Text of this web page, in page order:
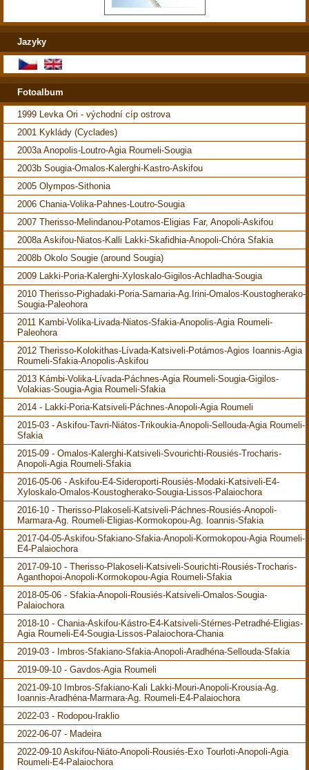
Jazyky
Fotoalbum
1999 Levka Ori - východní cíp ostrova
2001 Kyklády (Cyclades)
2003a Anopolis-Loutro-Agia Roumeli-Sougia
2003b Sougia-Omalos-Kalerghi-Kastro-Askifou
2005 Olympos-Sithonia
2006 Chania-Volika-Pahnes-Loutro-Sougia
2007 Therisso-Melindanou-Potamos-Eligias Far, Anopoli-Askifou
2008a Askifou-Niatos-Kalli Lakki-Skafidhia-Anopoli-Chóra Sfakia
2008b Okolo Sougie (around Sougia)
2009 Lakki-Poria-Kalerghi-Xyloskalo-Gigilos-Achladha-Sougia
2010 Therisso-Pighadaki-Poria-Samaria-Ag.Irini-Omalos-Koustogherako-
Sougia-Paleohora
2011 Kambi-Volika-Livada-Niatos-Sfakia-Anopolis-Agia Roumeli-
Paleohora
2012 Therisso-Kolokithas-Lívada-Katsiveli-Potámos-Agios Ioannis-Agia
Roumeli-Sfakia-Anopolis-Askifou
2013 Kámbi-Volika-Lívada-Páchnes-Agia Roumeli-Sougia-Gigilos-
Volakias-Sougia-Agia Roumeli-Sfakia
2014 - Lakki-Poria-Katsiveli-Páchnes-Anopoli-Agia Roumeli
2015-03 - Askifou-Tavri-Niátos-Trikoukia-Anopoli-Sellouda-Agia Roumeli-
Sfakia
2015-09 - Omalos-Kalerghi-Katsiveli-Svourichti-Rousiés-Trocharis-
Anopoli-Agia Roumeli-Sfakia
2016-05-06 - Askifou-E4-Sideroporti-Rousiés-Modaki-Katsiveli-E4-
Xyloskalo-Omalos-Koustogherako-Sougia-Lissos-Palaiochora
2016-10 - Therisso-Plakoseli-Katsiveli-Páchnes-Rousiés-Anopoli-
Marmara-Ag. Roumeli-Eligias-Kormokopou-Ag. Ioannis-Sfakia
2017-04-05-Askifou-Sfakiano-Sfakia-Anopoli-Kormokopou-Agia Roumeli-
E4-Palaiochora
2017-09-10 - Therisso-Plakoseli-Katsiveli-Sourichti-Rousiés-Trocharis-
Aganthopoi-Anopoli-Kormokopou-Agia Roumeli-Sfakia
2018-05-06 - Sfakia-Anopoli-Rousiés-Katsiveli-Omalos-Sougia-
Palaiochora
2018-10 - Chania-Askifou-Kástro-E4-Katsiveli-Stérnes-Petradhé-Eligias-
Agia Roumeli-E4-Sougia-Lissos-Palaiochora-Chania
2019-03 - Imbros-Sfakiano-Sfakia-Anopoli-Aradhéna-Sellouda-Sfakia
2019-09-10 - Gavdos-Agia Roumeli
2021-09-10 Imbros-Sfakiano-Kali Lakki-Mouri-Anopoli-Krousia-Ag.
Ioannis-Aradhéna-Marmara-Ag. Roumeli-E4-Palaiochora
2022-03 - Rodopou-Iraklio
2022-06-07 - Madeira
2022-09-10 Askifou-Niáto-Anopoli-Rousiés-Exo Tourloti-Anopoli-Agia
Roumeli-E4-Palaiochora